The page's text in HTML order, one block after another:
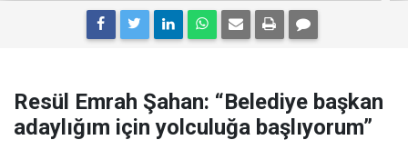
Resül Emrah Şahan: “Belediye başkan
adaylığım için yolculuğa başlıyorum”